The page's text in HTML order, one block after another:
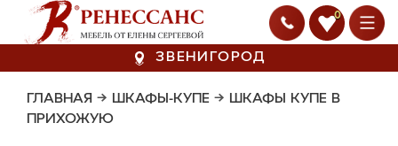
0
ЗВЕНИГОРОД
ГЛАВНАЯ → ШКАФЫ-КУПЕ → ШКАФЫ КУПЕ В
ПРИХОЖУЮ